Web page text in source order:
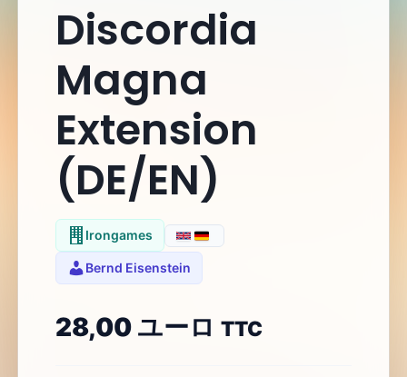
Discordia
Magna
Extension
(DE/EN)
Irongames
Bernd Eisenstein
28,00 ユーロ TTC